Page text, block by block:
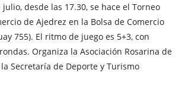
desde las 17.30, se hace el Torneo
de Ajedrez en la Bolsa de Comercio
755). El ritmo de juego es 5+3, con
Organiza la Asociación Rosarina de
Secretaría de Deporte y Turismo